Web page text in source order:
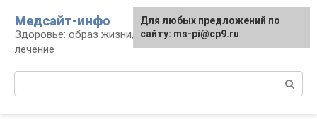
контенту
Медсайт-инфо
Здоровье: образ жизни, профилактика и
лечение
Для любых предложений по
сайту: ms-pi@cp9.ru